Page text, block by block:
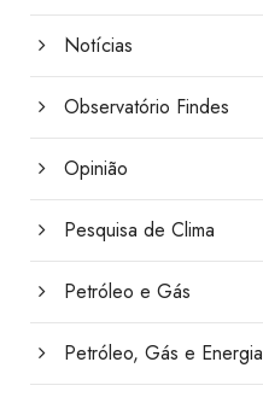
Notícias
Observatório Findes
Opinião
Pesquisa de Clima
Petróleo e Gás
Petróleo, Gás e Energia